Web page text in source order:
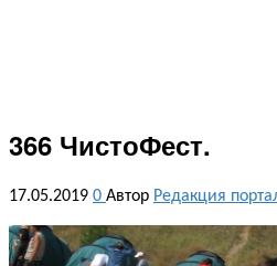
366 ЧистоФест.
17.05.2019 0 Автор Редакция